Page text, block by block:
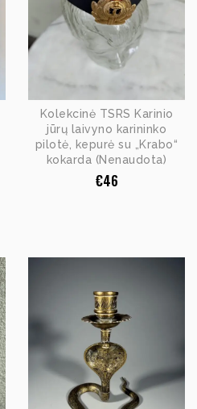
Kolekcinė TSRS Karinio
jūrų laivyno karininko
pilotė, kepurė su „Krabo“
kokarda (Nenaudota)
€46